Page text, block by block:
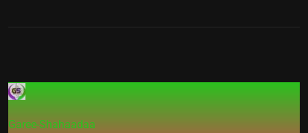
Garee-Shahaadaa